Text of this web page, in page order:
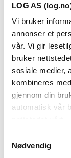
LOG AS
Vi bruker
annonser et
vår. Vi gir
bruker
sosiale medier,
kombineres
gjennom din
automatisk vår
Nødvendig
Kunder